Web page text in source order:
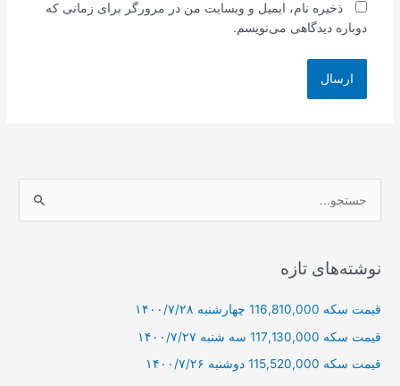
ذخیره نام، ایمیل و وبسایت من در مرورگر برای زمانی که
دوباره دیدگاهی می‌نویسم.
ب
ر
ا
نوشته‌های تازه
قیمت سکه 116,810,000 چهارشنبه ۱۴۰۰/۷/۲۸
قیمت سکه 117,130,000 سه شنبه ۱۴۰۰/۷/۲۷
قیمت سکه 115,520,000 دوشنبه ۱۴۰۰/۷/۲۶